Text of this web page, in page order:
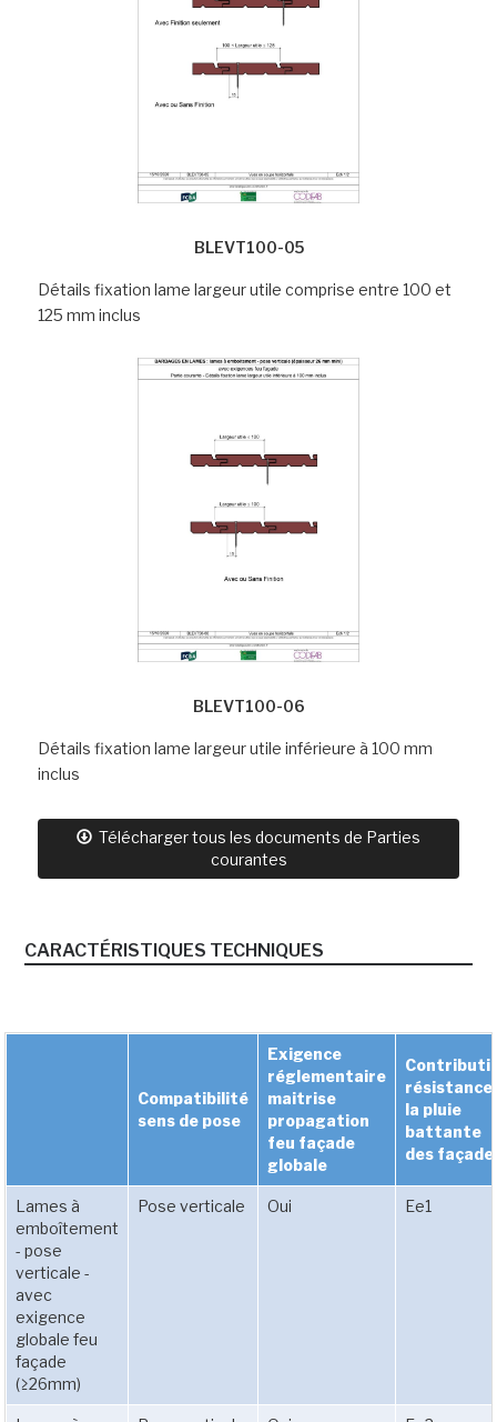
BLEVT100-05
Détails fixation lame largeur utile comprise entre 100 et
125 mm inclus
BLEVT100-06
Détails fixation lame largeur utile inférieure à 100 mm
inclus
Télécharger tous les documents de Parties
courantes
CARACTÉRISTIQUES TECHNIQUES
Compatibilité
sens de pose
Exigence
réglementaire
maitrise
propagation
feu façade
globale
résistance
la pluie
battante
des
Lames à
emboîtement
- pose
verticale -
avec
exigence
globale feu
façade
(≥26mm)
Pose verticale Oui Ee1